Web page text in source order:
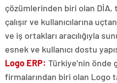
çözümlerinden biri olan
çalışır ve kullanıcılarına
ve iş ortakları aracılığıyla
esnek ve kullanıcı dostu
Logo ERP: Türkiye'nin önde
firmalarından biri olan Logo